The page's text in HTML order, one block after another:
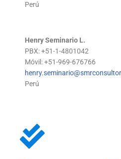
Perú
Henry Seminario L.
PBX: +51-1-4801042
Móvil: +51-969-676766
Perú